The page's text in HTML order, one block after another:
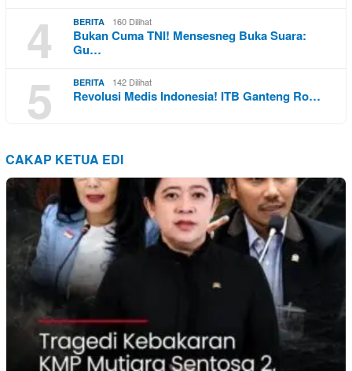
4
BERITA 160 Dilihat
Bukan Cuma TNI! Mensesneg Buka Suara:
Gu…
5 BERITA 142 Dilihat
Revolusi Medis Indonesia! ITB Ganteng Ro…
CAKAP KETUA EDI